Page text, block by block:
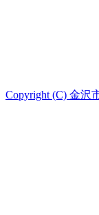
Copyright (C) 金沢